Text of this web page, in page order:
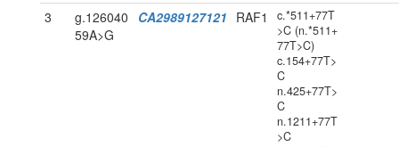
3
g.126040
59A>G
CA2989127121 RAF1
c.*511+77T
>C (n.*511+
77T>C)
c.154+77T>
C
n.425+77T>
C
n.1211+77T
>C